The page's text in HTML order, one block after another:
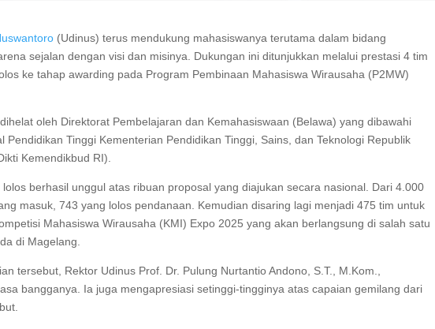
(Udinus) terus mendukung mahasiswanya terutama dalam bidang
sejalan dengan visi dan misinya. Dukungan ini ditunjukkan melalui prestasi 4 tim
ke tahap awarding pada Program Pembinaan Mahasiswa Wirausaha (P2MW)
oleh Direktorat Pembelajaran dan Kemahasiswaan (Belawa) yang dibawahi
Pendidikan Tinggi Kementerian Pendidikan Tinggi, Sains, dan Teknologi Republik
Kemendikbud RI).
berhasil unggul atas ribuan proposal yang diajukan secara nasional. Dari 4.000
masuk, 743 yang lolos pendanaan. Kemudian disaring lagi menjadi 475 tim untuk
Mahasiswa Wirausaha (KMI) Expo 2025 yang akan berlangsung di salah satu
di Magelang.
tersebut, Rektor Udinus Prof. Dr. Pulung Nurtantio Andono, S.T., M.Kom.,
bangganya. Ia juga mengapresiasi setinggi-tingginya atas capaian gemilang dari